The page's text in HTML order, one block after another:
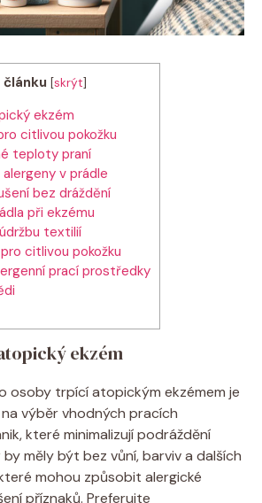
článku [skrýt]
ekzém
citlivou pokožku
teploty ​praní
v prádle
bez dráždění
při ekzému
‌textilií
citlivou pokožku
prací ⁤prostředky
ekzém
osoby⁤ trpící ⁤atopickým ekzémem⁢ je
výběr ‌vhodných⁤ pracích
které⁢ minimalizují⁣ podráždění
by ‌měly‌ být ⁣bez ‍vůní, barviv ⁣a dalších
mohou⁣ způsobit alergické
příznaků. Preferujte